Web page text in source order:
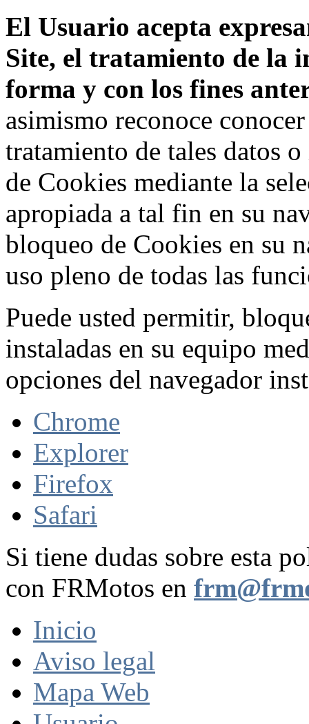
El Usuario acepta
Site, el tratamiento de la
forma y con los fines
asimismo reconoce
tratamiento de tales datos
de Cookies mediante la
apropiada a tal fin en su
bloqueo de Cookies en su
uso pleno de todas las
Puede usted permitir,
instaladas en su equipo
opciones del navegador
Chrome
Explorer
Firefox
Safari
Si tiene dudas sobre esta
con FRMotos en
Inicio
Aviso legal
Mapa Web